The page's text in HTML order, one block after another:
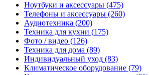
Ноутбуки и аксессуары (475)
Телефоны и аксессуары (260)
Аудиотехника (200)
Техника для кухни (175)
Фото / видео (126)
Техника для дома (89)
Индивидуальный уход (83)
Климатическое оборудование (79)